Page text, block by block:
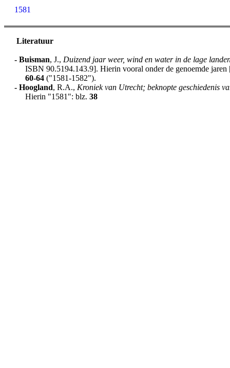
1581
Literatuur
- Buisman, J., Duizend jaar weer, wind en water in de lage
ISBN 90.5194.143.9]. Hierin vooral onder de genoemde
60-64 ("1581-1582").
- Hoogland, R.A., Kroniek van Utrecht; beknopte geschiedenis
Hierin "1581": blz.38